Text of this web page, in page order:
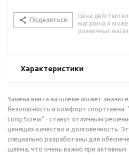
Поделиться
Цена
магазина и
розничных
Характеристики
Замена винта на шлеме может
безопасность и комфорт спортсмена.
Long Screw" - станут отличным
ценящих качество и долговечность.
специально разработаны для
шлема, что очень важно при активных